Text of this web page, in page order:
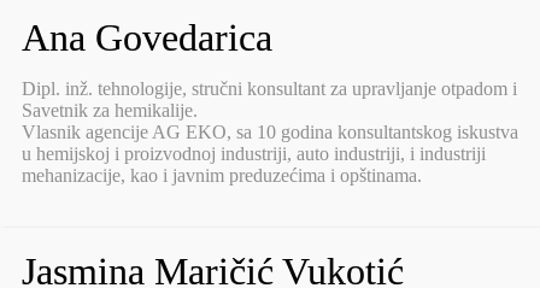
Ana Govedarica
Dipl. inž. tehnologije, stručni konsultant za upravljanje otpadom i
Savetnik za hemikalije.
Vlasnik agencije AG EKO, sa 10 godina konsultantskog iskustva
u hemijskoj i proizvodnoj industriji, auto industriji, i industriji
mehanizacije, kao i javnim preduzećima i opštinama.
Jasmina Maričić Vukotić